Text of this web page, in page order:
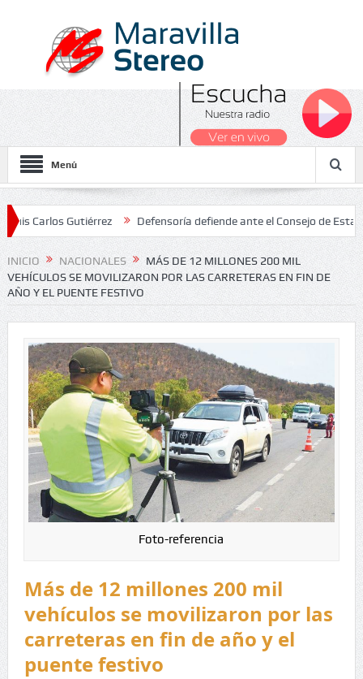
Menú
Gutiérrez Defensoría defiende ante el Consejo de Estado el
2026
INICIO NACIONALES
MÁS DE 12 MILLONES 200 MIL
VEHÍCULOS SE MOVILIZARON POR LAS CARRETERAS EN FIN DE
AÑO Y EL PUENTE FESTIVO
Foto-referencia
Más de 12 millones 200 mil
vehículos se movilizaron por las
carreteras en fin de año y el
puente festivo